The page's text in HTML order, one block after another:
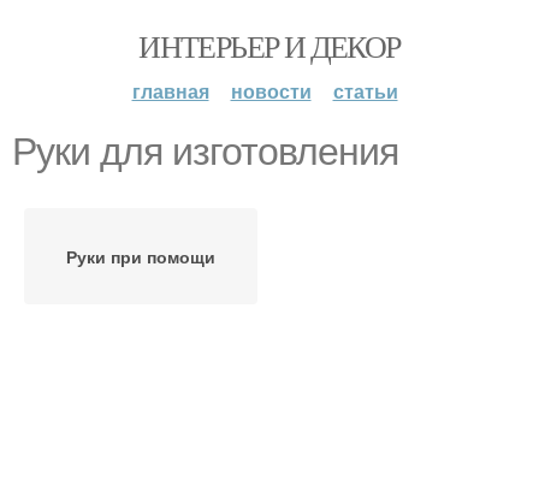
ИНТЕРЬЕР И ДЕКОР
главная новости статьи
Руки для изготовления
Руки при помощи